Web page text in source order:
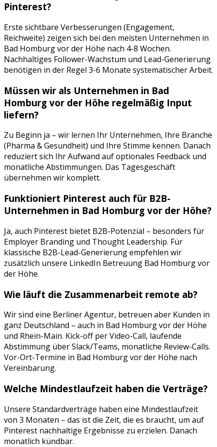
Pinterest?
Erste sichtbare Verbesserungen (Engagement,
Reichweite) zeigen sich bei den meisten Unternehmen in
Bad Homburg vor der Höhe nach 4-8 Wochen.
Nachhaltiges Follower-Wachstum und Lead-Generierung
benötigen in der Regel 3-6 Monate systematischer Arbeit.
Müssen wir als Unternehmen in Bad
Homburg vor der Höhe regelmäßig Input
liefern?
Zu Beginn ja – wir lernen Ihr Unternehmen, Ihre Branche
(Pharma & Gesundheit) und Ihre Stimme kennen. Danach
reduziert sich Ihr Aufwand auf optionales Feedback und
monatliche Abstimmungen. Das Tagesgeschäft
übernehmen wir komplett.
Funktioniert Pinterest auch für B2B-
Unternehmen in Bad Homburg vor der Höhe?
Ja, auch Pinterest bietet B2B-Potenzial – besonders für
Employer Branding und Thought Leadership. Für
klassische B2B-Lead-Generierung empfehlen wir
zusätzlich unsere LinkedIn Betreuung Bad Homburg vor
der Höhe.
Wie läuft die Zusammenarbeit remote ab?
Wir sind eine Berliner Agentur, betreuen aber Kunden in
ganz Deutschland – auch in Bad Homburg vor der Höhe
und Rhein-Main. Kick-off per Video-Call, laufende
Abstimmung über Slack/Teams, monatliche Review-Calls.
Vor-Ort-Termine in Bad Homburg vor der Höhe nach
Vereinbarung.
Welche Mindestlaufzeit haben die Verträge?
Unsere Standardverträge haben eine Mindestlaufzeit
von 3 Monaten – das ist die Zeit, die es braucht, um auf
Pinterest nachhaltige Ergebnisse zu erzielen. Danach
monatlich kündbar.